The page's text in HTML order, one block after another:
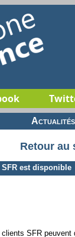
Actualités
Retour au
est disponible
SFR peuvent